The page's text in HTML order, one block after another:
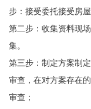
步：接受委托接受房
第二步：收集资料现
集。
第三步：制定方案制
审查，在对方案存在
审查；